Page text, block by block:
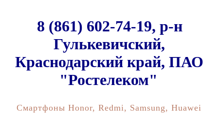
8 (861) 602-74-19, р-н
Гулькевичский,
Краснодарский край, ПАО
"Ростелеком"
Смартфоны Honor, Redmi, Samsung, Huawei